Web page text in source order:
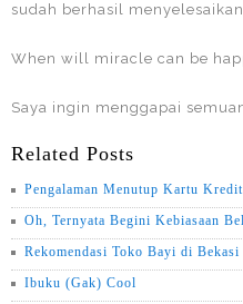
sudah berhasil
When will miracle can be
Saya ingin menggapai
Related Posts
Pengalaman Menutup Kartu
Oh, Ternyata Begini Kebiasaan
Rekomendasi Toko Bayi di Bekasi
Ibuku (Gak) Cool